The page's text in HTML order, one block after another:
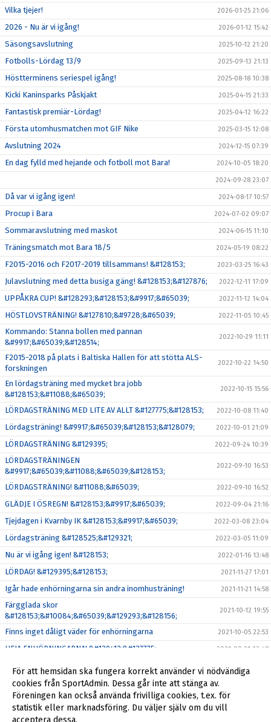
Vilka tjejer! 2026-01-25 21:06
2026 - Nu är vi igång! 2026-01-12 15:42
Säsongsavslutning 2025-10-12 21:20
Fotbolls-Lördag 13/9 2025-09-13 21:13
Höstterminens seriespel igång! 2025-08-18 10:38
Kicki Kaninsparks Påskjakt 2025-04-15 21:33
Fantastisk premiär-Lördag! 2025-04-12 16:22
Första utomhusmatchen mot GIF Nike 2025-03-15 12:08
Avslutning 2024 2024-12-15 07:39
En dag fylld med hejande och fotboll mot Bara! 2024-10-05 18:20
2024-09-28 23:07
Då var vi igång igen! 2024-08-17 10:57
Procup i Bara 2024-07-02 09:07
Sommaravslutning med maskot 2024-06-15 11:10
Träningsmatch mot Bara 18/5 2024-05-19 08:22
F2015-2016 och F2017-2019 tillsammans! &#128153; 2023-03-25 16:43
Julavslutning med detta busiga gäng! &#128153;&#127876; 2022-12-11 17:09
UPPÅKRA CUP! &#128293;&#128153;&#9917;&#65039; 2022-11-12 14:04
HÖSTLOVSTRÄNING! &#127810;&#9728;&#65039; 2022-11-05 10:45
Kommando: Stanna bollen med pannan
&#9917;&#65039;&#128514;
2022-10-29 11:11
F2015-2018 på plats i Baltiska Hallen för att stötta ALS-
forskningen
2022-10-22 14:50
En lördagsträning med mycket bra jobb
&#128153;&#11088;&#65039;
2022-10-15 15:56
LÖRDAGSTRÄNING MED LITE AV ALLT &#127775;&#128153; 2022-10-08 11:40
Lördagsträning! &#9917;&#65039;&#128153;&#128079; 2022-10-01 21:09
LÖRDAGSTRÄNING &#129395; 2022-09-24 10:39
LÖRDAGSTRÄNINGEN
&#9917;&#65039;&#11088;&#65039;&#128153;
2022-09-10 16:53
LÖRDAGSTRÄNING! &#11088;&#65039; 2022-09-10 16:52
GLÄDJE I ÖSREGN! &#128153;&#9917;&#65039; 2022-09-04 21:16
Tjejdagen i Kvarnby IK &#128153;&#9917;&#65039; 2022-03-08 23:04
Lördagsträning &#128525;&#129321; 2022-03-05 11:09
Nu är vi igång igen! &#128153; 2022-01-16 13:48
LÖRDAG! &#129395;&#128153; 2021-11-27 17:01
Igår hade enhörningarna sin andra inomhusträning! 2021-11-21 14:58
Färgglada skor
&#128153;&#10084;&#65039;&#129293;&#128156;
2021-10-12 19:55
Finns inget dåligt väder för enhörningarna 2021-10-05 22:53
HEJA ENHÖRNINGARNA! &#129412;&#127775; 2021-09-21 23:48
Skotträning med våra enhörningar 2021-09-09 22:45
Sommaravslutning! &#9728;&#65039;&#128525;
Uppstart av flicklag födda 2015-2016 2021-04-14 15:05
För att hemsidan ska fungera korrekt använder vi nödvändiga
cookies från SportAdmin. Dessa går inte att stänga av.
Föreningen kan också använda frivilliga cookies, t.ex. för
statistik eller marknadsföring. Du väljer själv om du vill
acceptera dessa.